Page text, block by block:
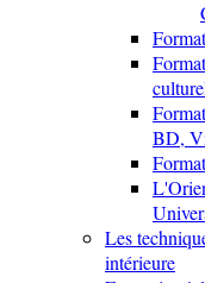
BD,
Les
intérieure